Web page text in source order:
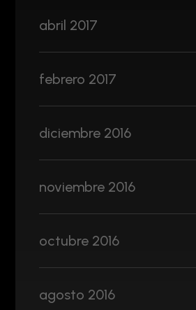
abril 2017
febrero 2017
diciembre 2016
noviembre 2016
octubre 2016
agosto 2016